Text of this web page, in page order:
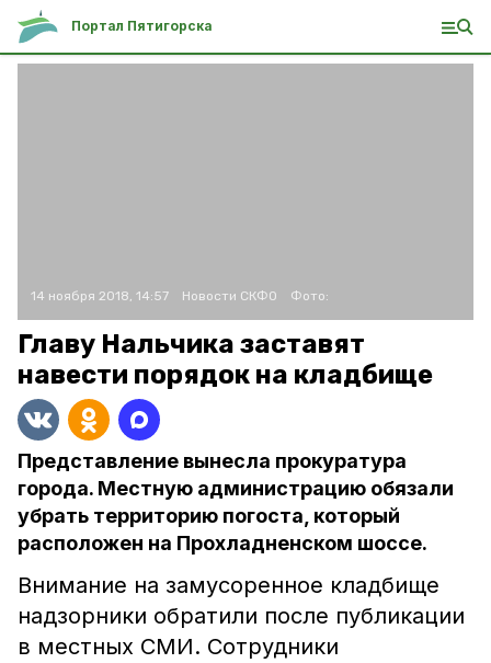
Портал Пятигорска
14 ноября 2018, 14:57 Новости СКФО Фото:
Главу Нальчика заставят
навести порядок на кладбище
Представление вынесла прокуратура
города. Местную администрацию обязали
убрать территорию погоста, который
расположен на Прохладненском шоссе.
Внимание на замусоренное кладбище
надзорники обратили после публикации
в местных СМИ. Сотрудники